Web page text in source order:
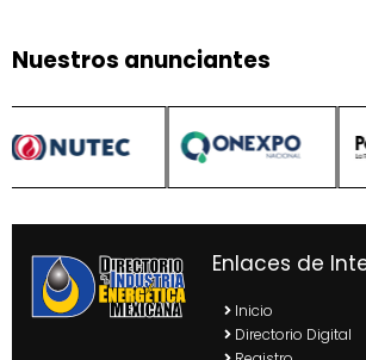
Nuestros anunciantes
Enlaces de
Inicio
Directorio Digital